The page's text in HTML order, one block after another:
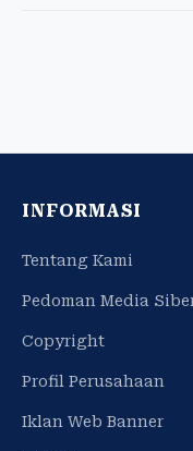
INFORMASI
Tentang Kami
Pedoman Media
Copyright
Profil Perusahaan
Iklan Web Banner